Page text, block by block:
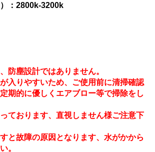
：2800k-3200k
防塵設計ではありません。
入りやすいため、ご使用前に清掃確認
期的に優しくエアブロー等で掃除をし
ております、直視しません様ご注意下
と故障の原因となります、水がかから
。